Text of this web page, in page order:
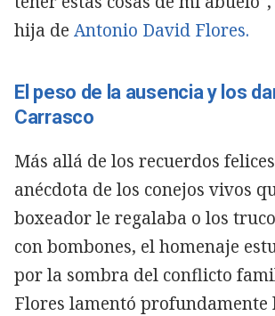
hija de Antonio David Flores.
El peso de la ausencia y los
Carrasco
Más allá de los recuerdos
anécdota de los conejos vivos
boxeador le regalaba o los
con bombones, el homenaje
por la sombra del conflicto
Flores lamentó profundamente